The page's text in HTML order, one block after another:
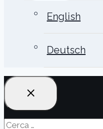
English
Deutsch
Ricerca